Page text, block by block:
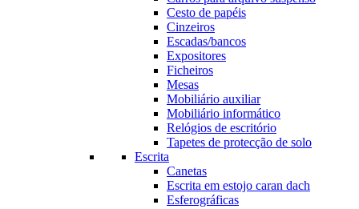
Cesto de papéis
Cinzeiros
Escadas/bancos
Expositores
Ficheiros
Mesas
Mobiliário auxiliar
Mobiliário informático
Relógios de escritório
Tapetes de protecção de solo
Escrita
Canetas
Escrita em estojo caran dach
Esferográficas